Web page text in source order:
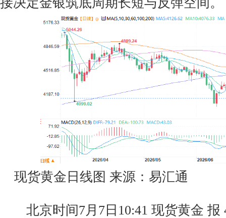
现货黄金日线图 来源：易汇通
北京时间7月7日10:41 现货黄金 报